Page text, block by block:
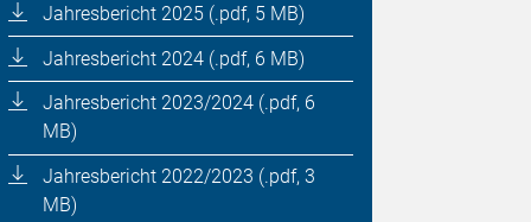
Jahresbericht 2025 (.pdf, 5 MB)
Jahresbericht 2024 (.pdf, 6 MB)
Jahresbericht 2023/2024 (.pdf, 6
MB)
Jahresbericht 2022/2023 (.pdf, 3
MB)